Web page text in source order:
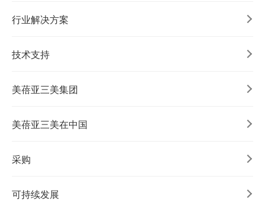
行业解决方案
技术支持
美蓓亚三美集团
美蓓亚三美在中国
采购
可持续发展